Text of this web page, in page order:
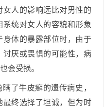
人的影响远比对男性的
统对女人的容貌和形象
体的暴露部位时，由于
厌或畏惧的可能性，病
会受损。
了牛皮癣的遗传病史，
终选择了坦诚，但为时